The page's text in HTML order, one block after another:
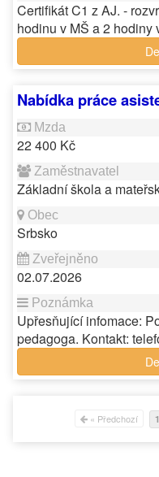
Certifikát C1 z AJ. -
hodinu v MŠ a 2
Nabídka práce
22 400 Kč
Základní škola a
Srbsko
02.07.2026
Upřesňující infomace:
pedagoga. Kontakt:
« Předchozí 1